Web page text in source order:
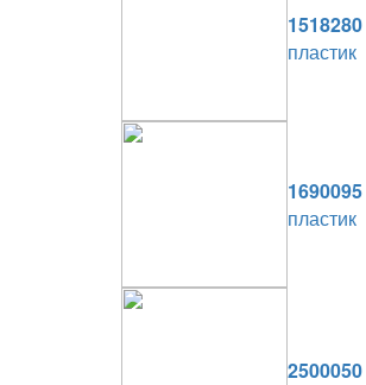
1518280
пластик
1690095
пластик
2500050